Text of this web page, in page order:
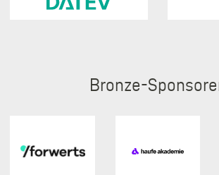
Bronze